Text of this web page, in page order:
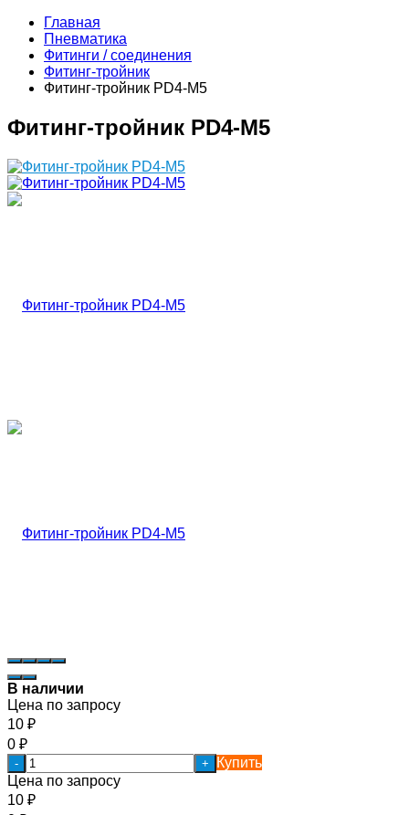
Главная
Пневматика
Фитинги / соединения
Фитинг-тройник
Фитинг-тройник PD4-M5
Фитинг-тройник PD4-M5
В наличии
Цена по запросу
10 ₽
0 ₽
- +
Купить
Цена по запросу
10 ₽